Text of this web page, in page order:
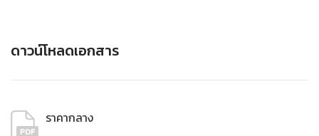
ดาวน์โหลดเอกสาร
ราคากลาง